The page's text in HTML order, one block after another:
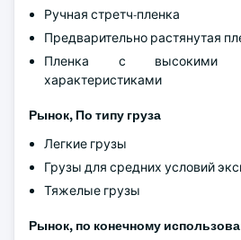
Ручная стретч-пленка
Предварительно растянутая
Пленка с высокими
характеристиками
Рынок, По типу груза
Легкие грузы
Грузы для средних условий
Тяжелые грузы
Рынок, по конечному